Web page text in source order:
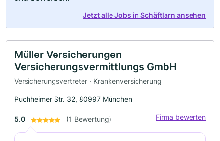
Jetzt alle Jobs in Schäftlarn ansehen
Müller Versicherungen
Versicherungsvermittlungs GmbH
Versicherungsvertreter · Krankenversicherung
Puchheimer Str. 32, 80997 München
5.0 (1 Bewertung) Firma bewerten